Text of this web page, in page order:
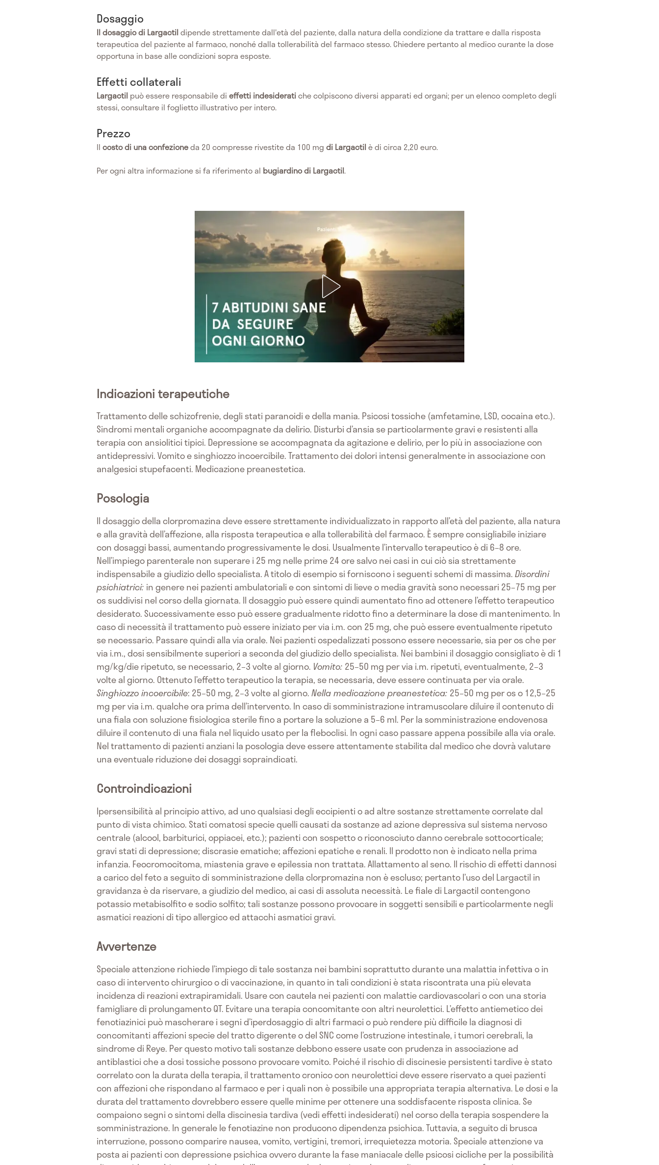
Dosaggio
Il dosaggio di Largactildipende strettamente dall'età del paziente, dalla natura della condizione da trattare e dalla risposta
terapeutica del paziente al farmaco, nonché dalla tollerabilità del farmaco stesso. Chiedere pertanto al medico curante la dose
opportuna in base alle condizioni sopra esposte.
Effetti collaterali
Largactil può essere responsabile di effetti indesideratiche colpiscono diversi apparati ed organi; per un elenco completo degli
stessi, consultare il foglietto illustrativo per intero.
Prezzo
Il costo di una confezioneda 20 compresse rivestite da 100 mg di Largactilè di circa 2,20 euro.
Per ogni altra informazione si fa riferimento al bugiardino di Largactil.
Indicazioni terapeutiche
Trattamento delle schizofrenie, degli stati paranoidi e della mania. Psicosi tossiche (amfetamine, LSD, cocaina etc.).
Sindromi mentali organiche accompagnate da delirio. Disturbi d’ansia se particolarmente gravi e resistenti alla
terapia con ansiolitici tipici. Depressione se accompagnata da agitazione e delirio, per lo più in associazione con
antidepressivi. Vomito e singhiozzo incoercibile. Trattamento dei dolori intensi generalmente in associazione con
analgesici stupefacenti. Medicazione preanestetica.
Posologia
Il dosaggio della clorpromazina deve essere strettamente individualizzato in rapporto all’età del paziente, alla natura
e alla gravità dell’affezione, alla risposta terapeutica e alla tollerabilità del farmaco. È sempre consigliabile iniziare
con dosaggi bassi, aumentando progressivamente le dosi. Usualmente l’intervallo terapeutico è di 6–8 ore.
Nell’impiego parenterale non superare i 25 mg nelle prime 24 ore salvo nei casi in cui ciò sia strettamente
indispensabile a giudizio dello specialista. A titolo di esempio si forniscono i seguenti schemi di massima.Disordini
psichiatrici: in genere nei pazienti ambulatoriali e con sintomi di lieve o media gravità sono necessari 25–75 mg per
os suddivisi nel corso della giornata. Il dosaggio può essere quindi aumentato fino ad ottenere l’effetto terapeutico
desiderato. Successivamente esso può essere gradualmente ridotto fino a determinare la dose di mantenimento. In
caso di necessità il trattamento può essere iniziato per via i.m. con 25 mg, che può essere eventualmente ripetuto
se necessario. Passare quindi alla via orale. Nei pazienti ospedalizzati possono essere necessarie, sia per os che per
via i.m., dosi sensibilmente superiori a seconda del giudizio dello specialista. Nei bambini il dosaggio consigliato è di 1
mg/kg/die ripetuto, se necessario, 2–3 volte al giorno. Vomito: 25–50 mg per via i.m. ripetuti, eventualmente, 2–3
volte al giorno. Ottenuto l’effetto terapeutico la terapia, se necessaria, deve essere continuata per via orale.
Singhiozzo incoercibile: 25–50 mg, 2–3 volte al giorno.Nella medicazione preanestetica: 25–50 mg per os o 12,5–25
mg per via i.m. qualche ora prima dell’intervento. In caso di somministrazione intramuscolare diluire il contenuto di
una fiala con soluzione fisiologica sterile fino a portare la soluzione a 5–6 ml. Per la somministrazione endovenosa
diluire il contenuto di una fiala nel liquido usato per la fleboclisi. In ogni caso passare appena possibile alla via orale.
Nel trattamento di pazienti anziani la posologia deve essere attentamente stabilita dal medico che dovrà valutare
una eventuale riduzione dei dosaggi sopraindicati.
Controindicazioni
Ipersensibilità al principio attivo, ad uno qualsiasi degli eccipienti o ad altre sostanze strettamente correlate dal
punto di vista chimico. Stati comatosi specie quelli causati da sostanze ad azione depressiva sul sistema nervoso
centrale (alcool, barbiturici, oppiacei, etc.); pazienti con sospetto o riconosciuto danno cerebrale sottocorticale;
gravi stati di depressione; discrasie ematiche; affezioni epatiche e renali. Il prodotto non è indicato nella prima
infanzia. Feocromocitoma, miastenia grave e epilessia non trattata. Allattamento al seno. Il rischio di effetti dannosi
a carico del feto a seguito di somministrazione della clorpromazina non è escluso; pertanto l’uso del Largactil in
gravidanza è da riservare, a giudizio del medico, ai casi di assoluta necessità. Le fiale di Largactil contengono
potassio metabisolfito e sodio solfito; tali sostanze possono provocare in soggetti sensibili e particolarmente negli
asmatici reazioni di tipo allergico ed attacchi asmatici gravi.
Avvertenze
Speciale attenzione richiede l’impiego di tale sostanza nei bambini soprattutto durante una malattia infettiva o in
caso di intervento chirurgico o di vaccinazione, in quanto in tali condizioni è stata riscontrata una più elevata
incidenza di reazioni extrapiramidali. Usare con cautela nei pazienti con malattie cardiovascolari o con una storia
famigliare di prolungamento QT. Evitare una terapia concomitante con altri neurolettici. L’effetto antiemetico dei
fenotiazinici può mascherare i segni d’iperdosaggio di altri farmaci o può rendere più difficile la diagnosi di
concomitanti affezioni specie del tratto digerente o del SNC come l’ostruzione intestinale, i tumori cerebrali, la
sindrome di Reye. Per questo motivo tali sostanze debbono essere usate con prudenza in associazione ad
antiblastici che a dosi tossiche possono provocare vomito. Poiché il rischio di discinesie persistenti tardive è stato
correlato con la durata della terapia, il trattamento cronico con neurolettici deve essere riservato a quei pazienti
con affezioni che rispondano al farmaco e per i quali non è possibile una appropriata terapia alternativa. Le dosi e la
durata del trattamento dovrebbero essere quelle minime per ottenere una soddisfacente risposta clinica. Se
compaiono segni o sintomi della discinesia tardiva (vedi effetti indesiderati) nel corso della terapia sospendere la
somministrazione. In generale le fenotiazine non producono dipendenza psichica. Tuttavia, a seguito di brusca
interruzione, possono comparire nausea, vomito, vertigini, tremori, irrequietezza motoria. Speciale attenzione va
posta ai pazienti con depressione psichica ovvero durante la fase maniacale delle psicosi cicliche per la possibilità